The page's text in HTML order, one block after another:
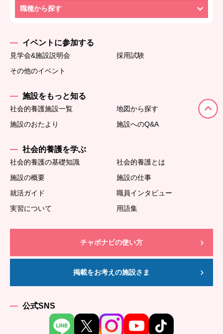
職種から探す
イベントに参加する
見学会&施設説明会
採用試験
その他のイベント
施設をもっと知る
社会的養護施設一覧
地図から探す
施設のおたより
施設へのQ&A
社会的養護を学ぶ
社会的養護の基礎知識
社会的養護とは
施設の概要
施設の仕事
就活ガイド
職員インタビュー
実習について
用語集
チャボナビの使い方
掲載をお考えの施設さま
公式SNS